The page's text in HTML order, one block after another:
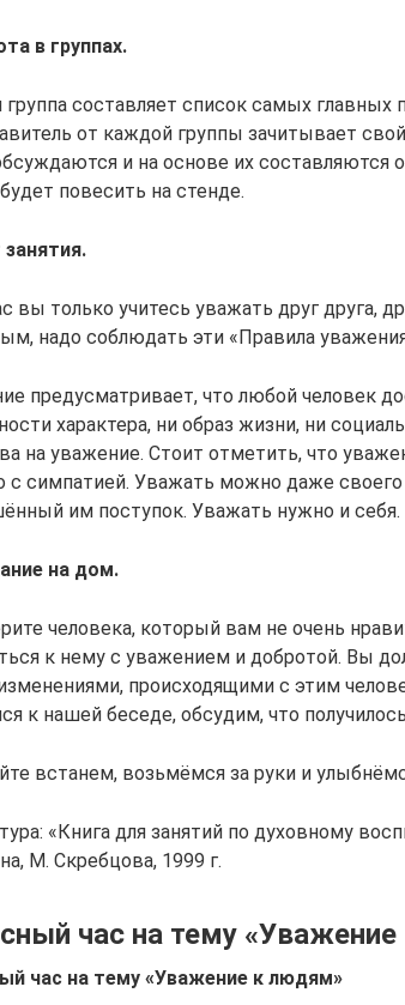
в группах.
составляет список самых главных
от каждой группы зачитывает
и на основе их составляются
повесить на стенде.
занятия.
вы только учитесь уважать друг друга,
надо соблюдать эти «Правила
предусматривает, что любой человек
характера, ни образ жизни, ни
на уважение. Стоит отметить, что
с симпатией. Уважать можно даже своего
им поступок. Уважать нужно и себя.
на дом.
человека, который вам не очень
к нему с уважением и добротой. Вы
происходящими с этим
к нашей беседе, обсудим, что
встанем, возьмёмся за руки и
«Книга для занятий по духовному
М. Скребцова, 1999 г.
час на тему
час на тему «Уважение к людям»